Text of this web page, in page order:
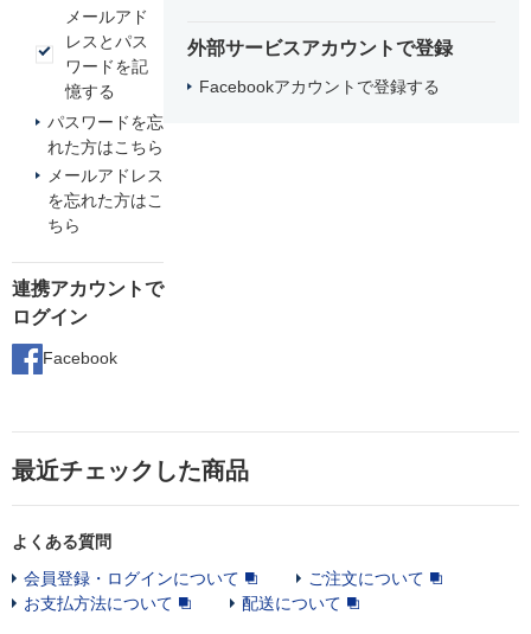
メールアド
レスとパス
ワードを記
憶する
パスワードを忘
れた方はこちら
メールアドレス
を忘れた方はこ
ちら
連携アカウントで
ログイン
Facebook
外部サービスアカウントで登録
Facebookアカウントで登録する
最近チェックした商品
よくある質問
会員登録・ログインについて
ご注文について
お支払方法について
配送について